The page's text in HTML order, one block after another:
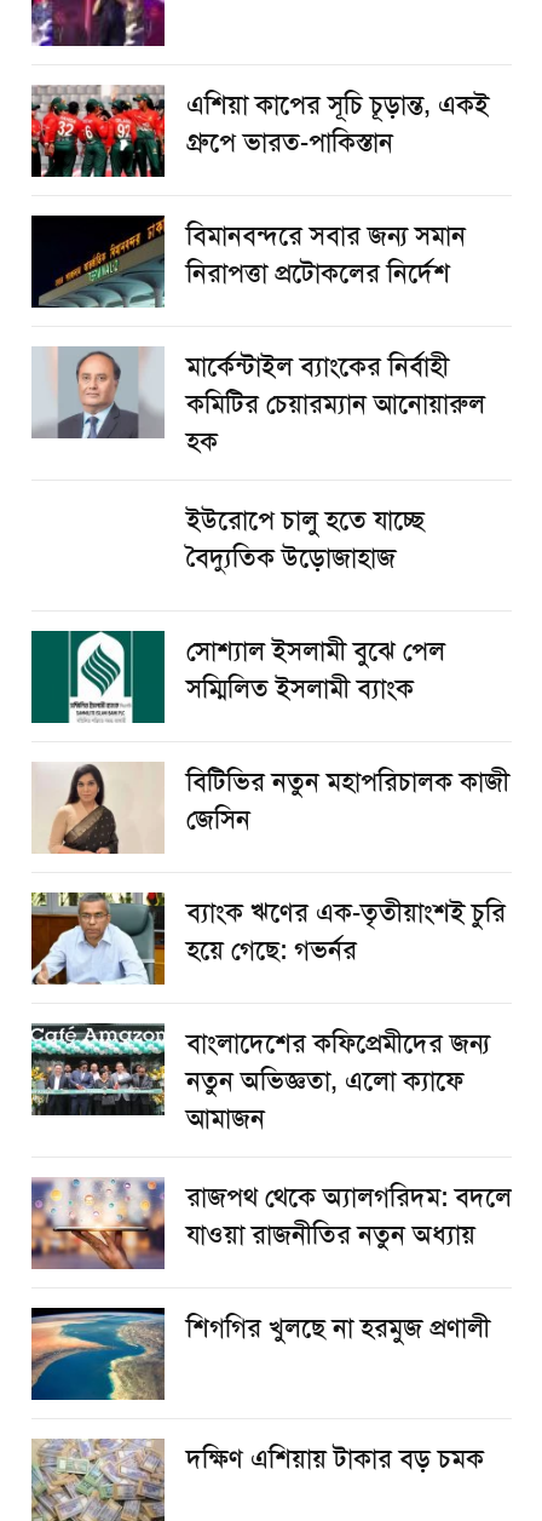
এশিয়া কাপের সূচি চূড়ান্ত, একই
গ্রুপে ভারত-পাকিস্তান
বিমানবন্দরে সবার জন্য সমান
নিরাপত্তা প্রটোকলের নির্দেশ
মার্কেন্টাইল ব্যাংকের নির্বাহী
কমিটির চেয়ারম্যান আনোয়ারুল
হক
ইউরোপে চালু হতে যাচ্ছে
বৈদ্যুতিক উড়োজাহাজ
সোশ্যাল ইসলামী বুঝে পেল
সম্মিলিত ইসলামী ব্যাংক
বিটিভির নতুন মহাপরিচালক কাজী
জেসিন
ব্যাংক ঋণের এক-তৃতীয়াংশই চুরি
হয়ে গেছে: গভর্নর
বাংলাদেশের কফিপ্রেমীদের জন্য
নতুন অভিজ্ঞতা, এলো ক্যাফে
আমাজন
রাজপথ থেকে অ্যালগরিদম: বদলে
যাওয়া রাজনীতির নতুন অধ্যায়
শিগগির খুলছে না হরমুজ প্রণালী
দক্ষিণ এশিয়ায় টাকার বড় চমক